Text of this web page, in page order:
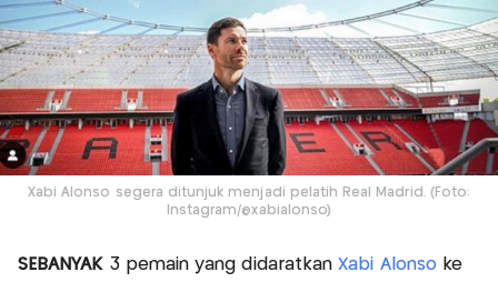
Xabi Alonso segera ditunjuk menjadi pelatih Real Madrid. (Foto:
Instagram/@xabialonso)
SEBANYAK 3 pemain yang didaratkanXabi Alonsoke